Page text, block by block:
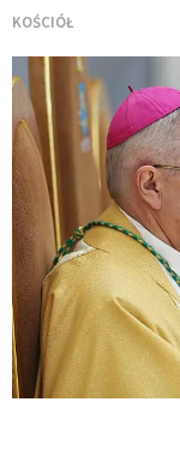
KOŚCIÓŁ